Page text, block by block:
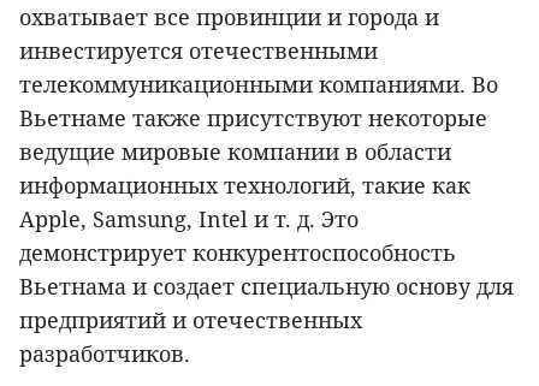
охватывает все провинции и города и
инвестируется отечественными
телекоммуникационными компаниями. Во
Вьетнаме также присутствуют некоторые
ведущие мировые компании в области
информационных технологий, такие как
Apple, Samsung, Intel и т. д. Это
демонстрирует конкурентоспособность
Вьетнама и создает специальную основу для
предприятий и отечественных
разработчиков.